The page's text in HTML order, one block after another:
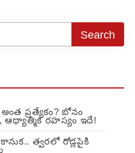
ప్రత్యేకం? బోనం
ఆధ్యాత్మిక రహస్యం ఇదే!
త్వరలో రోడ్లపైకి